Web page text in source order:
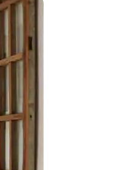
glisser.